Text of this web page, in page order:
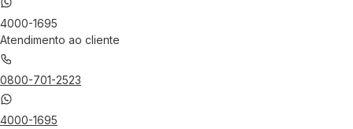
4000-1695
Atendimento ao cliente
0800-701-2523
4000-1695